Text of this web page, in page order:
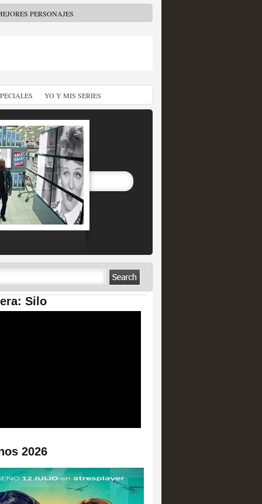
PERSONAJES
YO Y MIS SERIES
Silo
2026